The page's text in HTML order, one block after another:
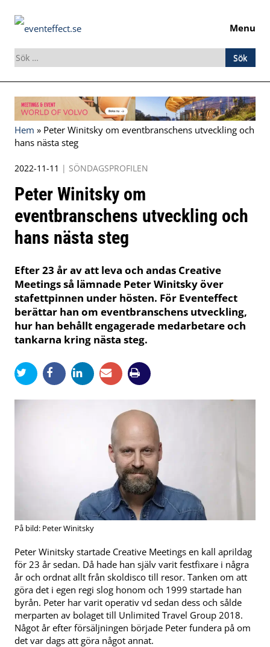
Menu
Sök
efter:
Skip
to
content
Hem » Peter Winitsky om eventbranschens utveckling och
hans nästa steg
2022-11-11 | SÖNDAGSPROFILEN
Peter Winitsky om
eventbranschens utveckling och
hans nästa steg
Efter 23 år av att leva och andas Creative
Meetings så lämnade Peter Winitsky över
stafettpinnen under hösten. För Eventeffect
berättar han om eventbranschens utveckling,
hur han behållt engagerade medarbetare och
tankarna kring nästa steg.
På bild: Peter Winitsky
Peter Winitsky startade Creative Meetings en kall aprildag
för 23 år sedan. Då hade han själv varit festfixare i några
år och ordnat allt från skoldisco till resor. Tanken om att
göra det i egen regi slog honom och 1999 startade han
byrån. Peter har varit operativ vd sedan dess och sålde
merparten av bolaget till Unlimited Travel Group 2018.
Något år efter försäljningen började Peter fundera på om
det var dags att göra något annat.